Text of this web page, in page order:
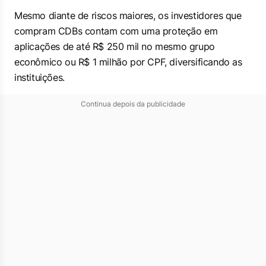
Mesmo diante de riscos maiores, os investidores que
compram CDBs contam com uma proteção em
aplicações de até R$ 250 mil no mesmo grupo
econômico ou R$ 1 milhão por CPF, diversificando as
instituições.
Continua depois da publicidade